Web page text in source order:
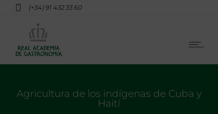
(+34) 91 432 33 60
Agricultura de los indígenas de Cuba y
Haití